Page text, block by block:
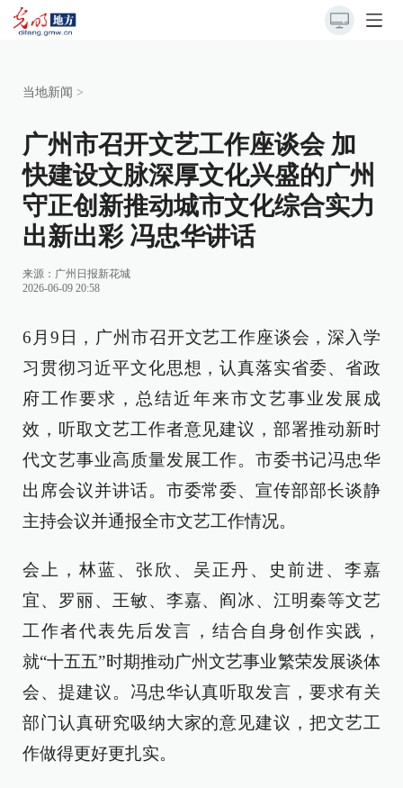
当地新闻 >
广州市召开文艺工作座谈会 加
快建设文脉深厚文化兴盛的广州
守正创新推动城市文化综合实力
出新出彩 冯忠华讲话
来源： 广州日报新花城
2026-06-09 20:58
6月9日，广州市召开文艺工作座谈会，深入学
习贯彻习近平文化思想，认真落实省委、省政
府工作要求，总结近年来市文艺事业发展成
效，听取文艺工作者意见建议，部署推动新时
代文艺事业高质量发展工作。市委书记冯忠华
出席会议并讲话。市委常委、宣传部部长谈静
主持会议并通报全市文艺工作情况。
会上，林蓝、张欣、吴正丹、史前进、李嘉
宜、罗丽、王敏、李嘉、阎冰、江明秦等文艺
工作者代表先后发言，结合自身创作实践，
就“十五五”时期推动广州文艺事业繁荣发展谈体
会、提建议。冯忠华认真听取发言，要求有关
部门认真研究吸纳大家的意见建议，把文艺工
作做得更好更扎实。